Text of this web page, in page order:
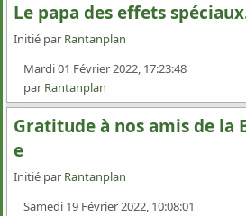
Le papa des effets
Initié par Rantanplan
Mardi 01 Février 2022, 17:23:48
par Rantanplan
Gratitude à nos amis de la
e
Initié par Rantanplan
Samedi 19 Février 2022, 10:08:01